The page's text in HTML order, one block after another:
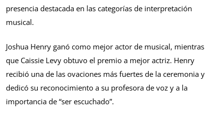
presencia destacada en las categorías de interpretación
musical.
Joshua Henry ganó como mejor actor de musical, mientras
que Caissie Levy obtuvo el premio a mejor actriz. Henry
recibió una de las ovaciones más fuertes de la ceremonia y
dedicó su reconocimiento a su profesora de voz y a la
importancia de “ser escuchado”.